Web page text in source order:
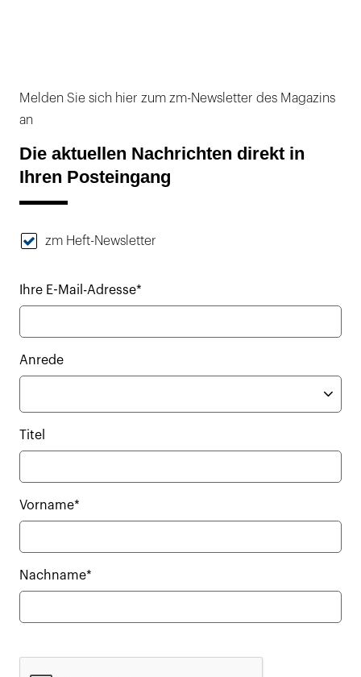
Melden Sie sich hier zum zm-Newsletter des Magazins
an
Die aktuellen Nachrichten direkt in
Ihren Posteingang
zm Heft-Newsletter
Ihre E-Mail-Adresse*
Anrede
Titel
Vorname*
Nachname*